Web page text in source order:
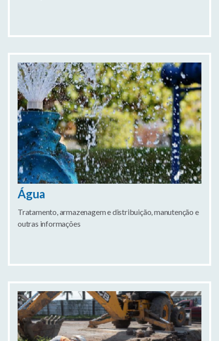
Água
Tratamento, armazenagem e distribuição, manutenção e
outras informações